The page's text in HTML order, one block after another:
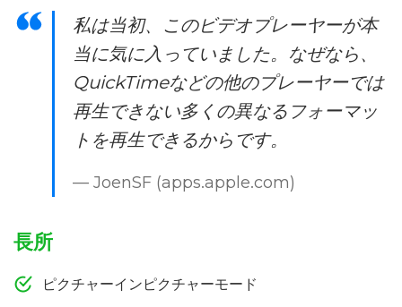
私は当初、このビデオプレーヤーが本
当に気に入っていました。なぜなら、
QuickTimeなどの他のプレーヤーでは
再生できない多くの異なるフォーマッ
トを再生できるからです。
— JoenSF (apps.apple.com)
長所
ピクチャーインピクチャーモード